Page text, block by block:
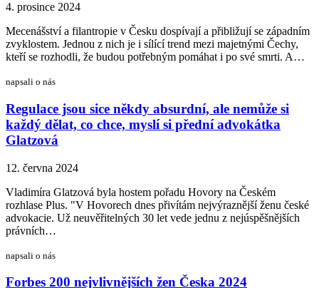
4. prosince 2024
Mecenášství a filantropie v Česku dospívají a přibližují se západním
zvyklostem. Jednou z nich je i sílící trend mezi majetnými Čechy,
kteří se rozhodli, že budou potřebným pomáhat i po své smrti. A…
napsali o nás
Regulace jsou sice někdy absurdní, ale nemůže si
každý dělat, co chce, myslí si přední advokátka
Glatzová
12. června 2024
Vladimíra Glatzová byla hostem pořadu Hovory na Českém
rozhlase Plus. "V Hovorech dnes přivítám nejvýraznější ženu české
advokacie. Už neuvěřitelných 30 let vede jednu z nejúspěšnějších
právních…
napsali o nás
Forbes 200 nejvlivnějších žen Česka 2024